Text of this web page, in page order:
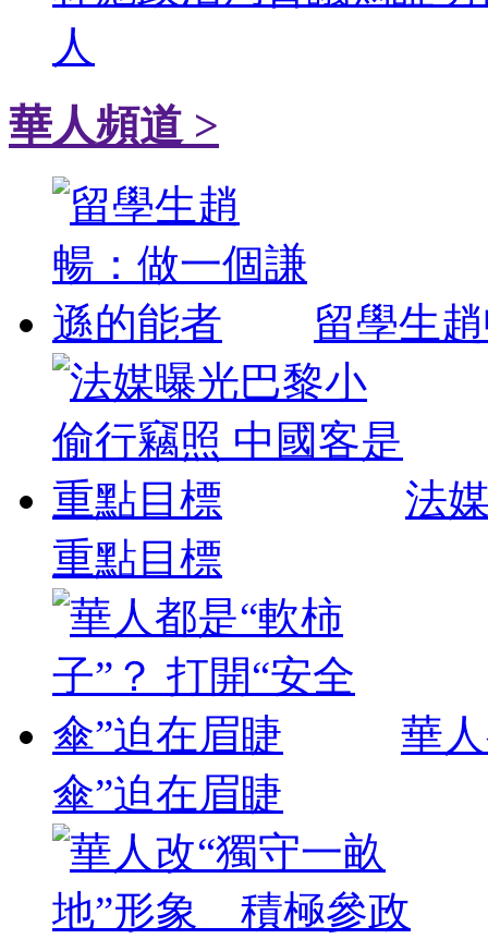
人
華人頻道 >
留學生
法
重點目標
華
傘”迫在眉睫